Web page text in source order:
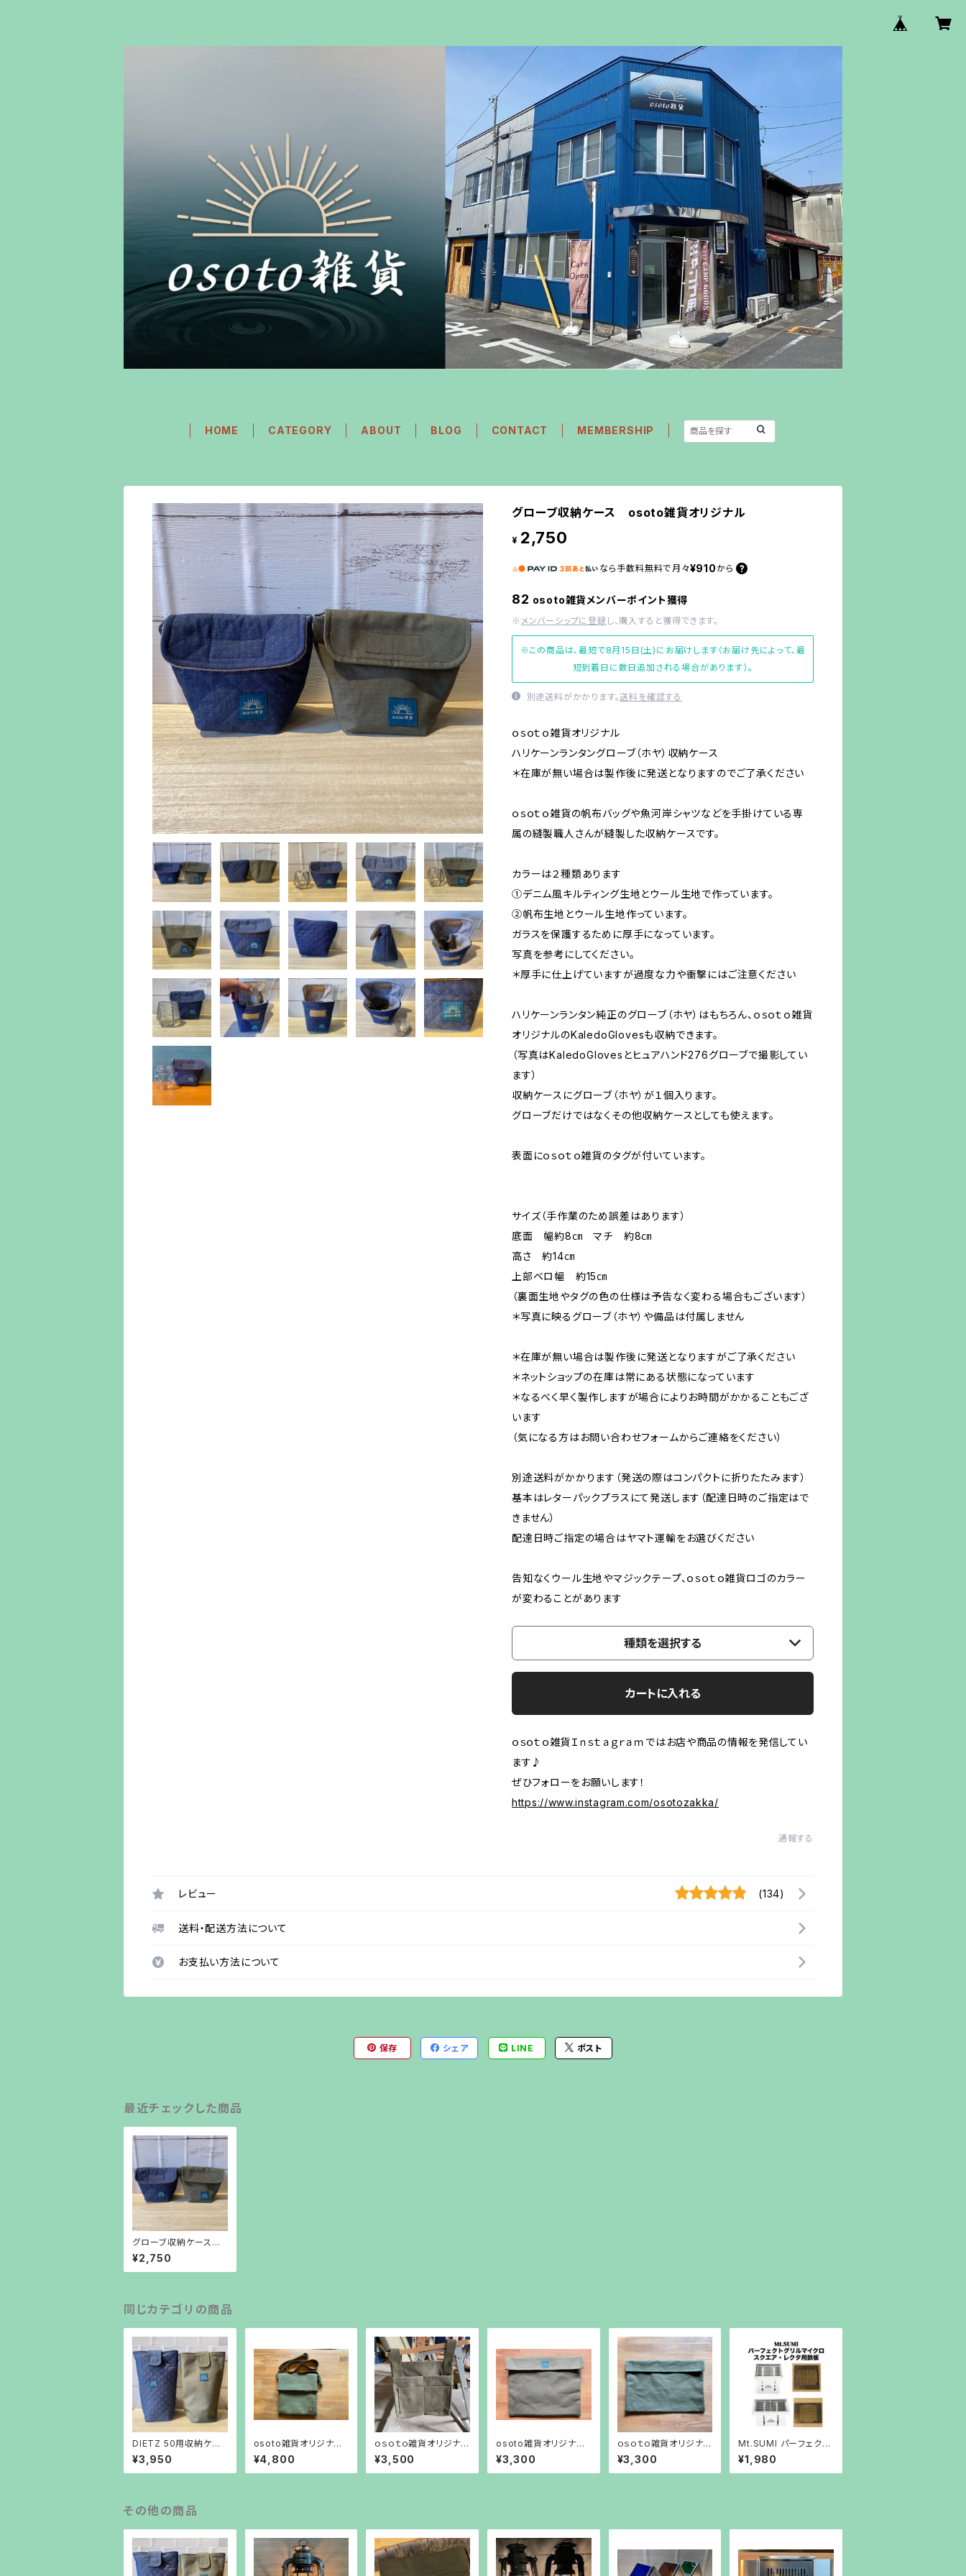
HOME CATEGORY ABOUT BLOG CONTACT MEMBERSHIP
グローブ収納ケース osoto雑貨オリジナル
¥ 2,750
なら 手数料無料で 月々¥910 から
82 osoto雑貨メンバーポイント獲得
※ メンバーシップに登録 し、購入すると獲得できます。
※この商品は、最短で8月15日(土)にお届けします（お届け先によって、最
短到着日に数日追加される場合があります）。
別途送料がかかります。送料を確認する
ｏｓｏｔｏ雑貨オリジナル
ハリケーンランタングローブ（ホヤ）収納ケース
＊在庫が無い場合は製作後に発送となりますのでご了承ください
ｏｓｏｔｏ雑貨の帆布バッグや魚河岸シャツなどを手掛けている専
属の縫製職人さんが縫製した収納ケースです。
カラーは２種類あります
①デニム風キルティング生地とウール生地で作っています。
②帆布生地とウール生地作っています。
ガラスを保護するために厚手になっています。
写真を参考にしてください。
＊厚手に仕上げていますが過度な力や衝撃にはご注意ください
ハリケーンランタン純正のグローブ（ホヤ）はもちろん、ｏｓｏｔｏ雑貨
オリジナルのKaledoGlovesも収納できます。
（写真はKaledoGlovesとヒュアハンド276グローブで撮影してい
ます）
収納ケースにグローブ（ホヤ）が１個入ります。
グローブだけではなくその他収納ケースとしても使えます。
表面にｏｓｏｔｏ雑貨のタグが付いています。
サイズ（手作業のため誤差はあります）
底面 幅約8㎝ マチ 約8㎝
高さ 約14㎝
上部ベロ幅 約15㎝
（裏面生地やタグの色の仕様は予告なく変わる場合もございます）
＊写真に映るグローブ（ホヤ）や備品は付属しません
＊在庫が無い場合は製作後に発送となりますがご了承ください
＊ネットショップの在庫は常にある状態になっています
＊なるべく早く製作しますが場合によりお時間がかかることもござ
います
（気になる方はお問い合わせフォームからご連絡をください）
別途送料がかかります（発送の際はコンパクトに折りたたみます）
基本はレターパックプラスにて発送します（配達日時のご指定はで
きません）
配達日時ご指定の場合はヤマト運輸をお選びください
告知なくウール生地やマジックテープ、ｏｓｏｔｏ雑貨ロゴのカラー
が変わることがあります
種類を選択する
カートに入れる
ｏｓｏｔｏ雑貨Ｉｎｓｔａｇｒａｍではお店や商品の情報を発信してい
ます♪
ぜひフォローをお願いします！
https://www.instagram.com/osotozakka/
通報する
レビュー (134)
送料・配送方法について
お支払い方法について
保存 シェア LINE ポスト
最近チェックした商品
グローブ収納ケース
osoto雑貨オリジナル
¥2,750
同じカテゴリの商品
DIETZ 50用収納ケー
ス ｏｓｏｔｏ雑貨オリジ
ナル
¥3,950
osoto雑貨オリジナ
ル サコッシュ
¥4,800
ｏｓｏｔｏ雑貨オリジナ
ル チェアサイドバッグ
¥3,500
osoto雑貨オリジナ
ル Crosswing専用バ
ッグ
¥3,300
ｏｓｏｔｏ雑貨オリジナ
ル Ｈｅｘａ専用バッグ
¥3,300
Mt.SUMI パーフェクト
グリルマイクロ用鉄板
¥1,980
その他の商品